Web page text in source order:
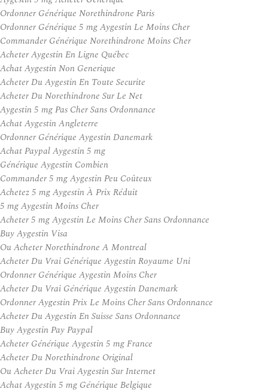
Ordonner Générique Norethindrone Paris
Ordonner Générique 5 mg Aygestin Le Moins Cher
Commander Générique Norethindrone Moins Cher
Acheter Aygestin En Ligne Québec
Achat Aygestin Non Generique
Acheter Du Aygestin En Toute Securite
Acheter Du Norethindrone Sur Le Net
Aygestin 5 mg Pas Cher Sans Ordonnance
Achat Aygestin Angleterre
Ordonner Générique Aygestin Danemark
Achat Paypal Aygestin 5 mg
Générique Aygestin Combien
Commander 5 mg Aygestin Peu Coûteux
Achetez 5 mg Aygestin À Prix Réduit
5 mg Aygestin Moins Cher
Acheter 5 mg Aygestin Le Moins Cher Sans Ordonnance
Buy Aygestin Visa
Ou Acheter Norethindrone A Montreal
Acheter Du Vrai Générique Aygestin Royaume Uni
Ordonner Générique Aygestin Moins Cher
Acheter Du Vrai Générique Aygestin Danemark
Ordonner Aygestin Prix Le Moins Cher Sans Ordonnance
Acheter Du Aygestin En Suisse Sans Ordonnance
Buy Aygestin Pay Paypal
Acheter Générique Aygestin 5 mg France
Acheter Du Norethindrone Original
Ou Acheter Du Vrai Aygestin Sur Internet
Achat Aygestin 5 mg Générique Belgique